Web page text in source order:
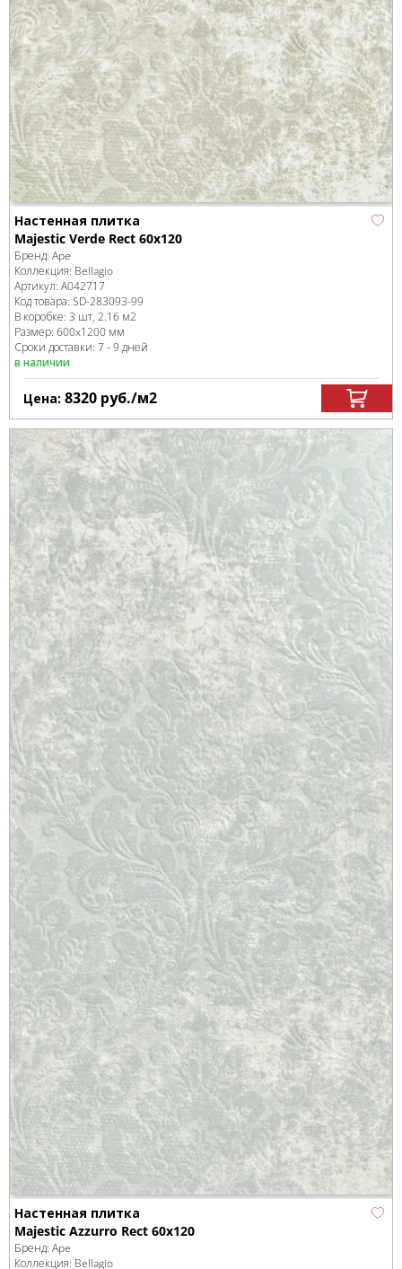
Настенная плитка
Majestic Verde Rect 60x120
Бренд: Ape
Коллекция: Bellagio
Артикул: A042717
Код товара: SD-283093-99
В коробке: 3 шт, 2.16 м2
Размер: 600x1200 мм
Сроки доставки: 7 - 9 дней
в наличии
Цена: 8320 руб./м2
Настенная плитка
Majestic Azzurro Rect 60x120
Бренд: Ape
Коллекция: Bellagio